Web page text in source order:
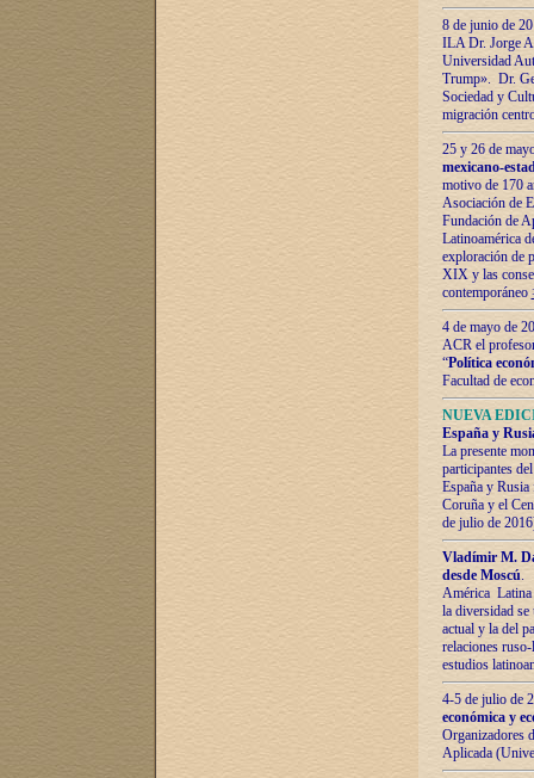
8 de junio de
ILA Dr. Jorge
Universidad
Trump». Dr.
Sociedad y
migración
25 y 26 de
mexicano-
motivo de 170
Asociación de
Fundación de
Latinoamérica
exploración de
XIX y las
contemporáneo
4 de mayo de
ACR el
“Política
Facultad de
NUEVA
España y
La presente
participantes
España y
Coruña y el
de julio de
Vladímir М.
desde Moscú.
América Latina
la diversidad
actual у lа del
relaciones
estudios
4-5 de julio de
económica y
Organizadores
Aplicada